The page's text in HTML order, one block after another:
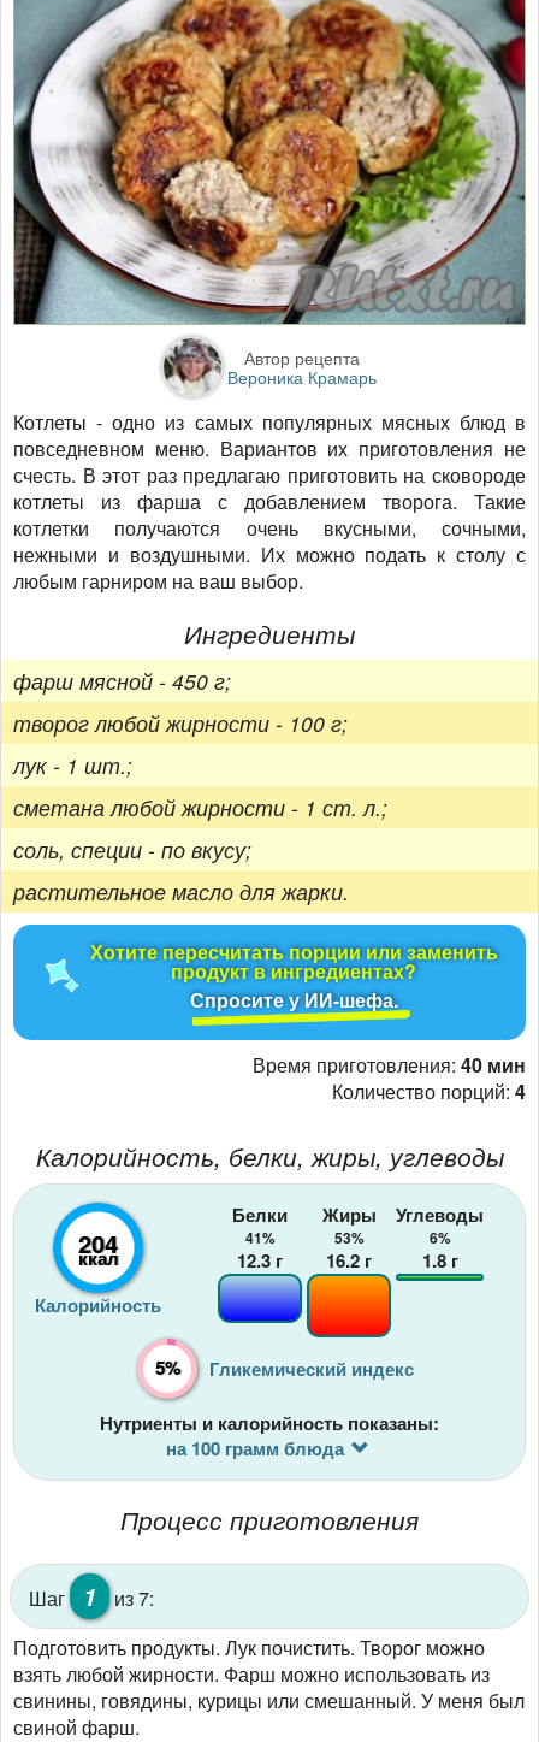
Автор рецепта
Вероника Крамарь
Котлеты - одно из самых популярных мясных блюд в
повседневном меню. Вариантов их приготовления не
счесть. В этот раз предлагаю приготовить на сковороде
котлеты из фарша с добавлением творога. Такие
котлетки получаются очень вкусными, сочными,
нежными и воздушными. Их можно подать к столу с
любым гарниром на ваш выбор.
Ингредиенты
фарш мясной - 450 г;
творог любой жирности - 100 г;
лук - 1 шт.;
сметана любой жирности - 1 ст. л.;
соль, специи - по вкусу;
растительное масло для жарки.
Хотите пересчитать порции или заменить
продукт в ингредиентах?
Спросите у ИИ-шефа.
Время приготовления: 40 мин
Количество порций: 4
Калорийность, белки, жиры, углеводы
204
ккал
Калорийность
Белки
41%
12.3 г
Жиры
53%
16.2 г
Углеводы
6%
1.8г
5% Гликемический индекс
Нутриенты и калорийность показаны:
на 100 грамм блюда
Процесс приготовления
Шаг 1
из 7:
Подготовить продукты. Лук почистить. Творог можно
взять любой жирности. Фарш можно использовать из
свинины, говядины, курицы или смешанный. У меня был
свиной фарш.